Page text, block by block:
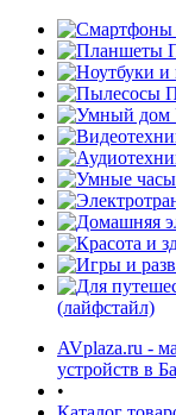
(лайфстайл)
AVplaza.ru -
устройств в
•